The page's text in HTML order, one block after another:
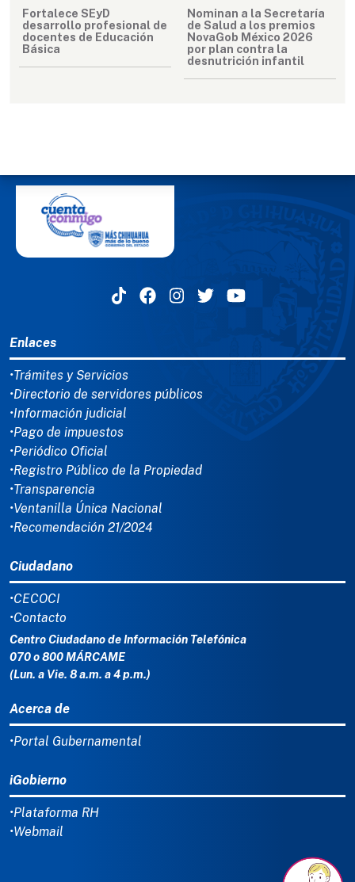
Fortalece SEyD
desarrollo profesional de
docentes de Educación
Básica
Nominan a la Secretaría
de Salud a los premios
NovaGob México 2026
por plan contra la
desnutrición infantil
Enlaces
•Trámites y Servicios
•Directorio de servidores públicos
•Información judicial
•Pago de impuestos
•Periódico Oficial
•Registro Público de la Propiedad
•Transparencia
•Ventanilla Única Nacional
•Recomendación 21/2024
Ciudadano
•CECOCI
•Contacto
Centro Ciudadano de Información Telefónica
070 o 800 MÁRCAME
(Lun. a Vie. 8 a.m. a 4 p.m.)
Acerca de
•Portal Gubernamental
iGobierno
•Plataforma RH
•Webmail